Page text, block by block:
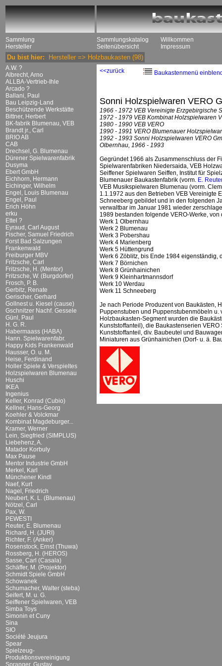
Sammlung
Hersteller
Sammlungskatalog
Seitenübersicht
Willkommen
Impressum
Du bist hier: Hersteller => Holzbaukasten (98)
A.W. ?
Albrecht, Arno
ALLBA-Vertrieb-Ihle
Arcado ?
Ballani, Paul
Bau Leipzig-Land
Beschützende Werkstätte
Bittner, Herbert
BK-fabrik Blumenau, VEB
Brandt jr., Carl
BRIO AB
CAB
Drechsel, G. Blumenau
Dürener Spielwarenfabrik
Dusyma
Ebert GmbH
Eichhorn, Hermann
Eichinger, Wilhelm
Engel, Louis Blumenau
Engel, Paul
Erich Höhn
erku
Ettel ?
Eyraud, Carl August
Fischer, Samuel Friedrich
Forst Bad Salzungen
Frankenwald
Freiburger MBV
Fritzsche, Carl
Fritzsche, H. (Mentor)
Fritzsche, W. (Burgdorfer)
Frosch, P. B.
Gerbitz, Renate
Gerischer, Gerhard
Gollnest u. Kiesel (cause)
Gschnitzer Nachf. Gessele
Günl, Paul
H. G. R.
Habermaass (HABA)
Hann. Spielwarenfabr.
Happy Kids Frankenwald
Hausser, O. u. M.
Heise, Ferdinand
Holler Spiele & Verspieltes
Holzspielwaren Blumenau
Huschi
IKEA
Ingenius
Keller, Konrad (Cubio)
Kellner, Hans-Georg
Koehler & Volckmar
Kombinat Magdeburger...
Kramer, Werner
Lein, Siegfried (SIMPLUS)
Liebehenz, A.
Matador Korbuly
Max Pause
Mentor Industrie GmbH
Merkel, Karl
Münchener Kindl
Naef, Kurt
Nagel, Friedrich
Neubert, K. L. (Blumenau)
Nötzel, Carl
Pax, W.
PEWESTI
Reuter, E. Blumenau
Richard, H. (JURI)
Richter, F. (Anker)
Rosenstock, Ernst (Thuwa)
Rossberg, H. (HEROS)
Sasse, Carl (Casala)
Schäffer, M. (Projektor)
Schmidt Spiele GmbH
Schowanek
Schumacher, Walter (steba)
Seifert, M. u. G.
Seiffener Spielwaren, VEB
Simba Toys
Simonin et Cuny
Sina
SIO
Société Jeujura
Spear
Spielzeug-
Produktionsvereinigung
Spranger, Gustav
<<zurück Baukastenmenü
Sonni Holzspielwaren VERO
1966 - 1972 VEB Vereinigte Erzgebirgische
1972 - 1979 VEB Kombinat Holzspielwaren
1980 - 1990 VEB VERO
1990 - 1991 VERO Blumenauer
1992 - 1993 Sonni Holzspielwaren VERO
Olbernhau, 1966 - 1993
Gegründet 1966 als Zusammenschluss der
Spielwarenfabriken Niedersaida, VEB
Seiffener Spielwaren Seiffen, Institut für
Blumenauer Baukastenfabrik (vorm. E.
VEB Musikspielwaren Blumenau (vorm.
1.1.1972 aus den Betrieben VEB Vereinigte
Schneeberg gebildet und in den folgenden
verwaltbar im Januar 1981 wieder
1989 bestanden folgende VERO-Werke,
Werk 1 Olbernhau
Werk 2 Blumenau
Werk 3 Pobershau
Werk 4 Marienberg
Werk 5 Hüttengrund
Werk 6 Zöblitz, bis Ende 1984 eigenständig,
Werk 7 Börnichen
Werk 8 Grünhainichen
Werk 9 Kleinhartmannsdorf
Werk 10 Werdau
Werk 11 Schneeberg
Je nach Periode Produzent von Baukästen,
Puppenstuben und Puppenstubenmöbeln u.
Holzbaukasten-Segment wurden die
Kunststoffanteil), die Baukastenserien
Kunststoffanteil, div. Baubeutel und
Miniaturen aus Grünhainichen (Dorf- u. ä.